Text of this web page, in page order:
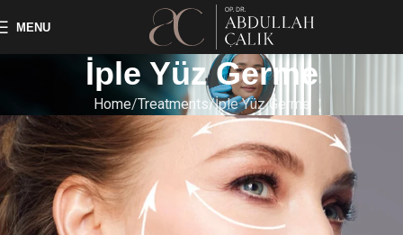
MENU
İple Yüz Germe
Home Treatments İple Yüz Germe